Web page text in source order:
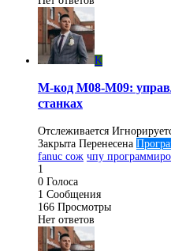
K
M-код M08-M09:
станках
Отслеживается
Закрыта Перенесена
fanuc сож чпу
1
0 Голоса
1 Сообщения
166 Просмотры
Нет ответов